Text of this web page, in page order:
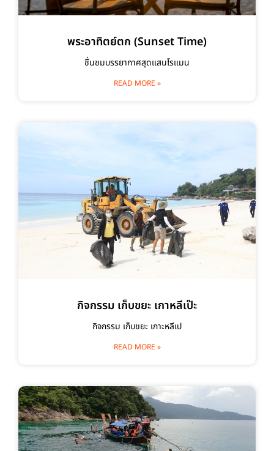
พระอาทิตย์ตก (Sunset Time)
ชื่นชมบรรยากาศสุดแสนโรแมน
READ MORE »
กิจกรรม เก็บขยะ เกาหลีเป๊ะ
กิจกรรม เก็บขยะ เกาะหลีเป
READ MORE »